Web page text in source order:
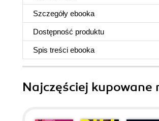
Szczegóły ebooka
Dostępność produktu
Spis treści ebooka
Najczęściej kupowane